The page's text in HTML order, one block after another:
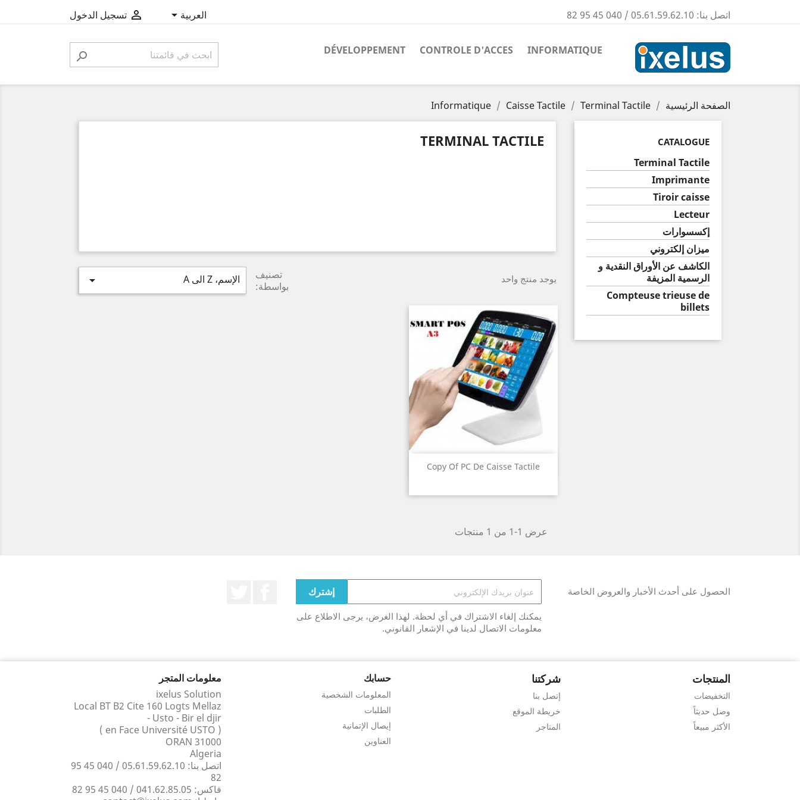
اتصل بنا: 05.61.59.62.10 / 040 45 95 82 ‫العربية
 تسجيل الدخول
INFORMATIQUE
CONTROLE D'ACCES
DÉVELOPPEMENT

الصفحة الرئيسية Informatique Caisse Tactile Terminal Tactile
CATALOGUE
Terminal Tactile
Imprimante
Tiroir caisse
Lecteur
إكسسوارات
ميزان إلكتروني
الكاشف عن الأوراق النقدية و
الرسمية المزيفة
Compteuse trieuse de
billets
TERMINAL TACTILE
يوجد منتج واحد
تصنيف
بواسطة:
الإسم، Z الى A 
Copy Of PC De Caisse Tactile
نظرة سريعة
عرض 1-1 من 1 منتجات
الحصول على أحدث الأخبار والعروض الخاصة
يمكنك إلغاء الاشتراك في أي لحظة. لهذا الغرض، يرجى الاطلاع على
معلومات الاتصال لدينا في الإشعار القانوني.
المنتجات
التخفيضات
وصل حديثاً
الأكثر مبيعاً
شركتنا
إتصل بنا
خريطة الموقع
المتاجر
حسابك
المعلومات الشخصية
الطلبات
إيصال الإتمانية
العناوين
معلومات المتجر
ixelus Solution
Local BT B2 Cite 160 Logts Mellaz
- Usto - Bir el djir
( en Face Université USTO )
31000 ORAN
Algeria
اتصل بنا:
05.61.59.62.10 / 040 45 95
82
فاكس: 041.62.85.05 / 040 45 95 82